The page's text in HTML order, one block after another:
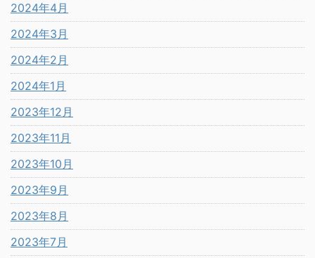
2024年4月
2024年3月
2024年2月
2024年1月
2023年12月
2023年11月
2023年10月
2023年9月
2023年8月
2023年7月